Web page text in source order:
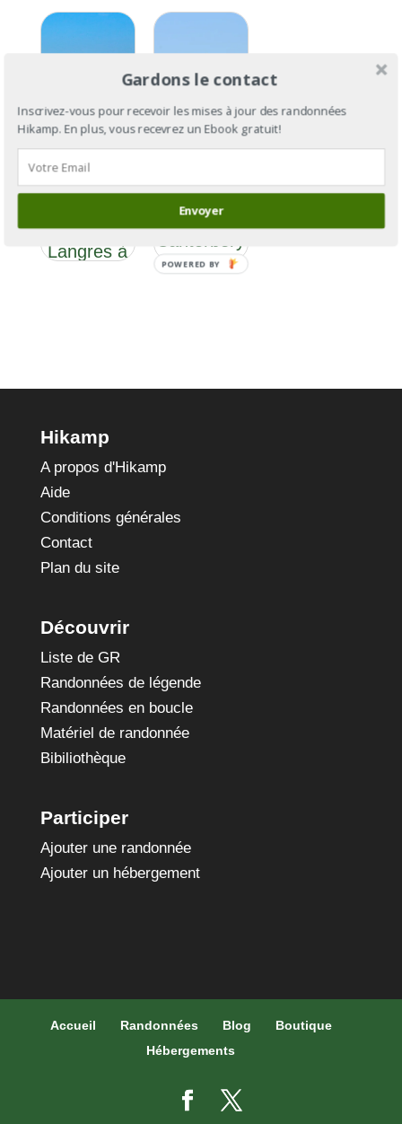
Via
Francigena
de
Langres à
Francigena
: de
à Rome
Hikamp
A propos d'Hikamp
Aide
Conditions générales
Contact
Plan du site
Découvrir
Liste de GR
Randonnées de légende
Randonnées en boucle
Matériel de randonnée
Bibiliothèque
Participer
Ajouter une randonnée
Ajouter un hébergement
Accueil Randonnées Blog
Boutique
Hébergements
Gardons le contact
Inscrivez-vous pour recevoir les mises à jour des randonnées
Hikamp. En plus, vous recevrez un Ebook gratuit!
Envoyer
POWERED BY